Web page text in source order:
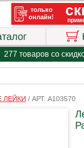
277 товаров со
ЛЕЙКИ / АРТ. A103570